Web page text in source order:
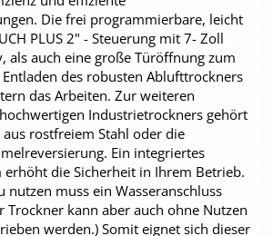
Die frei programmierbare, leicht
PLUS 2" - Steuerung mit 7- Zoll
als auch eine große Türöffnung zum
des robusten Ablufttrockners
das Arbeiten. Zur weiteren
Industrietrockners gehört
rostfreiem Stahl oder die
Ein integriertes
erhöht die Sicherheit in Ihrem Betrieb.
nutzen muss ein Wasseranschluss
Trockner kann aber auch ohne Nutzen
werden.) Somit eignet sich dieser